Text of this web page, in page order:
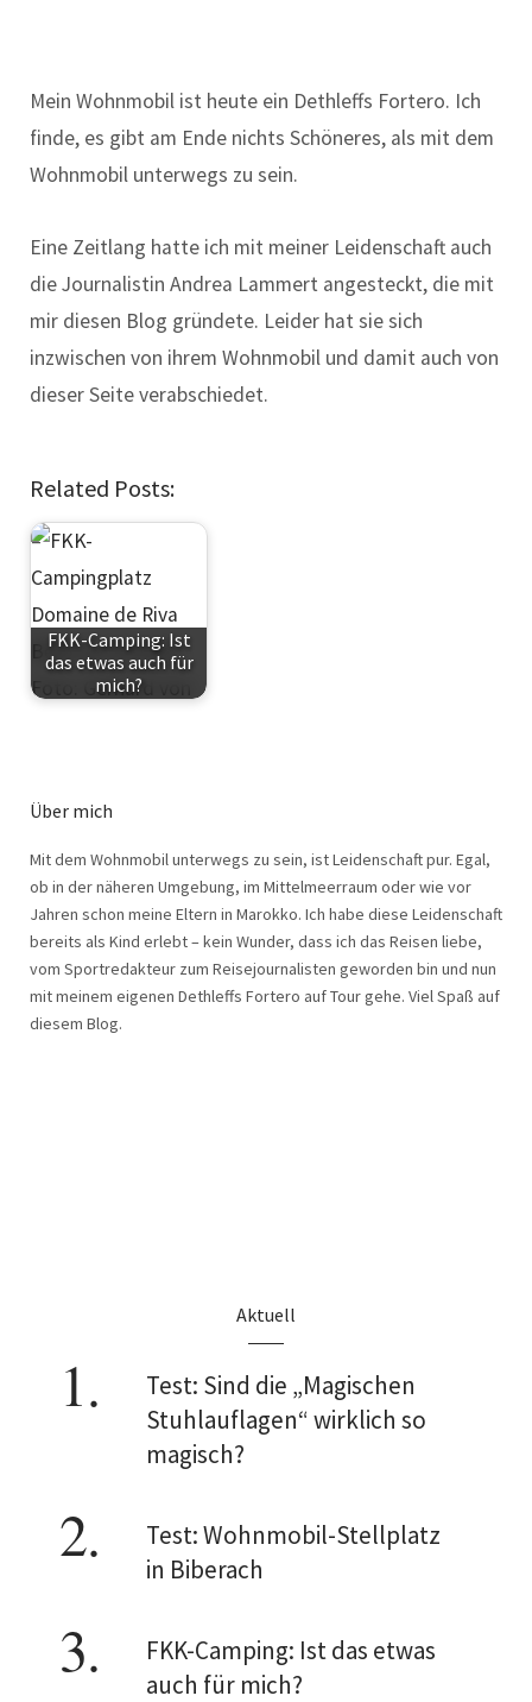
Mein Wohnmobil ist heute ein Dethleffs Fortero. Ich
finde, es gibt am Ende nichts Schöneres, als mit dem
Wohnmobil unterwegs zu sein.
Eine Zeitlang hatte ich mit meiner Leidenschaft auch
die Journalistin Andrea Lammert angesteckt, die mit
mir diesen Blog gründete. Leider hat sie sich
inzwischen von ihrem Wohnmobil und damit auch von
dieser Seite verabschiedet.
Related Posts:
FKK-Camping: Ist
das etwas auch für
mich?
Über mich
Mit dem Wohnmobil unterwegs zu sein, ist Leidenschaft pur. Egal,
ob in der näheren Umgebung, im Mittelmeerraum oder wie vor
Jahren schon meine Eltern in Marokko. Ich habe diese Leidenschaft
bereits als Kind erlebt – kein Wunder, dass ich das Reisen liebe,
vom Sportredakteur zum Reisejournalisten geworden bin und nun
mit meinem eigenen Dethleffs Fortero auf Tour gehe. Viel Spaß auf
diesem Blog.
Aktuell
Test: Sind die „Magischen
Stuhlauflagen“ wirklich so
magisch?
Test: Wohnmobil-Stellplatz
in Biberach
FKK-Camping: Ist das etwas
auch für mich?